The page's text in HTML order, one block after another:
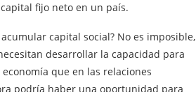
fijo neto en un país.
capital social? No es imposible,
desarrollar la capacidad para
que en las relaciones
podría haber una oportunidad para